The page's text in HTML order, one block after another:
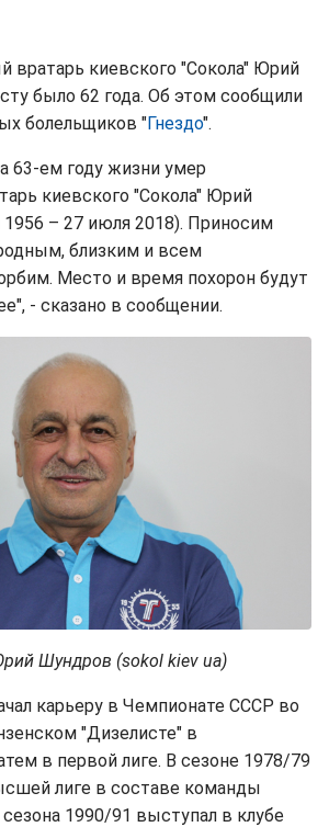
вратарь киевского "Сокола" Юрий
было 62 года. Об этом сообщили
болельщиков "Гнездо".
63-ем году жизни умер
киевского "Сокола" Юрий
– 27 июля 2018). Приносим
близким и всем
Место и время похорон будут
- сказано в сообщении.
Шундров (sokol kiev ua)
карьеру в Чемпионате СССР во
"Дизелисте" в
в первой лиге. В сезоне 1978/79
лиге в составе команды
1990/91 выступал в клубе